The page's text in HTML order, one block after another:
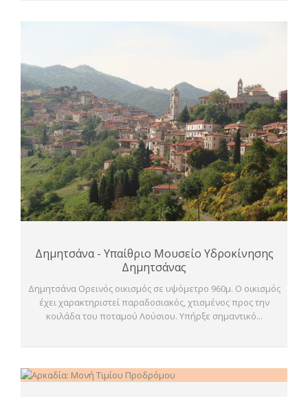
Δημητσάνα - Υπαίθριο Μουσείο Υδροκίνησης
Δημητσάνας
Δημητσάνα Ορεινός οικισμός σε υψόμετρο 960μ. Ο οικισμός
έχει χαρακτηριστεί παραδοσιακός, χτισμένος προς την
κοιλάδα του ποταμού Λούσιου. Υπήρξε σημαντικό...